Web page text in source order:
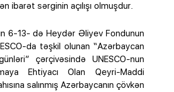
ibarət sərginin açılışı olmuşdur.
6-13- də Heydər Əliyev Fondunun
da təşkil olunan “Azərbaycan
çərçivəsində UNESCO-nun
Ehtiyacı Olan Qeyri-Maddi
salınmış Azərbaycanın çövkən